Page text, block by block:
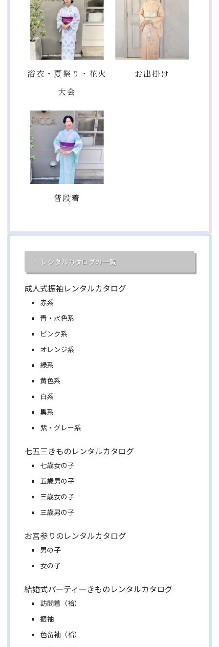
浴衣・夏祭り・花火
大会
お出掛け
普段着
レンタルカタログの一覧
成人式振袖レンタルカタログ
赤系
青・水色系
ピンク系
オレンジ系
緑系
黄色系
白系
黒系
紫・グレー系
七五三きものレンタルカタログ
七歳女の子
五歳男の子
三歳女の子
三歳男の子
お宮参りのレンタルカタログ
男の子
女の子
結婚式パーティーきものレンタルカタログ
訪問着（袷）
振袖
色留袖（袷）